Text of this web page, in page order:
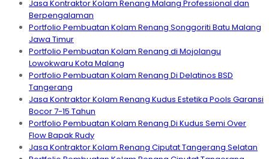
Jasa Kontraktor Kolam Renang Malang Professional dan
Berpengalaman
Portfolio Pembuatan Kolam Renang Songgoriti Batu Malang
Jawa Timur
Portfolio Pembuatan Kolam Renang di Mojolangu
Lowokwaru Kota Malang
Portfolio Pembuatan Kolam Renang Di Delatinos BSD
Tangerang
Jasa Kontraktor Kolam Renang Kudus Estetika Pools Garansi
Bocor 7-15 Tahun
Portfolio Pembuatan Kolam Renang Di Kudus Semi Over
Flow Bapak Rudy
Jasa Kontraktor Kolam Renang Ciputat Tangerang Selatan